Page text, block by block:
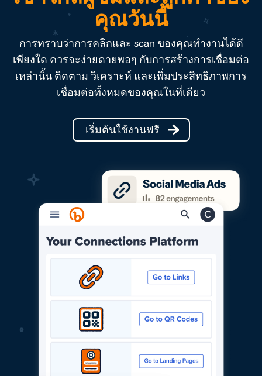
คุณวันนี้
การทราบว่าการคลิกและ scan ของคุณทำงานได้ดี
เพียงใด ควรจะง่ายดายพอๆ กับการสร้างการเชื่อมต่อ
เหล่านั้น ติดตาม วิเคราะห์ และเพิ่มประสิทธิภาพการ
เชื่อมต่อทั้งหมดของคุณในที่เดียว
เริ่มต้นใช้งานฟรี